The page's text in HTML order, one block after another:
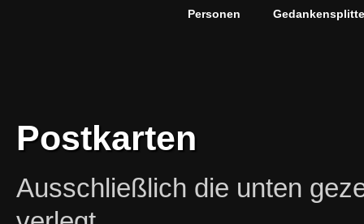
Personen
Postkarten
Ausschließlich die unten